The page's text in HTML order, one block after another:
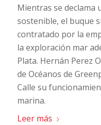
Mientras se declama
sostenible, el buque
contratado por la
la exploración mar
Plata. Hernán Perez
de Océanos de
Calle su
marina.
Leer más